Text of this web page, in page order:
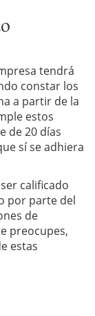
tendrá
constar los
a partir de la
estos
de 20 días
sí se adhiera
calificado
por parte del
de
preocupes,
estas